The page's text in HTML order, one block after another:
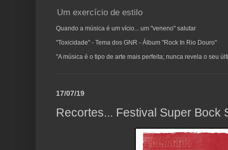
Um exercício de estilo
Quando a música é um vício... um "veneno" salutar
"Toxicidade" - Tema dos GNR - Álbum "Rock In Rio Douro"
"A música é o tipo de arte mais perfeita; nunca revela o seu
17/07/19
Recortes... Festival Super Bock